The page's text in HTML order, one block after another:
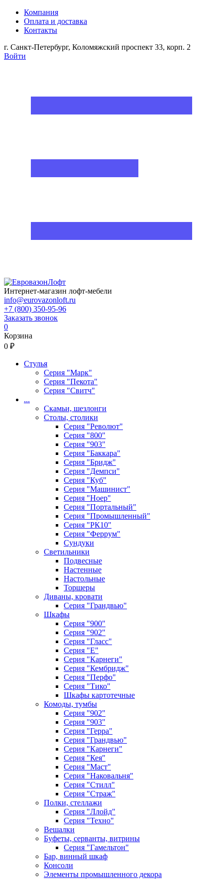
Компания
Оплата и доставка
Контакты
г. Санкт-Петербург, Коломяжский проспект 33, корп. 2
Войти
Интернет-магазин лофт-мебели
info@eurovazonloft.ru
+7 (800) 350-95-96
Заказать звонок
0
Корзина
0 ₽
Стулья
Серия "Марк"
Серия "Пекота"
Серия "Свитч"
...
Скамьи, шезлонги
Столы, столики
Серия "Револют"
Серия "800"
Серия "903"
Серия "Баккара"
Серия "Бридж"
Серия "Демпси"
Серия "Куб"
Серия "Машинист"
Серия "Ноер"
Серия "Портальный"
Серия "Промышленный"
Серия "РК10"
Серия "Феррум"
Сундуки
Светильники
Подвесные
Настенные
Настольные
Торшеры
Диваны, кровати
Серия "Грандвью"
Шкафы
Серия "900"
Серия "902"
Серия "Гласс"
Серия "Е"
Серия "Карнеги"
Серия "Кембридж"
Серия "Перфо"
Серия "Тико"
Шкафы картотечные
Комоды, тумбы
Серия "902"
Серия "903"
Серия "Герра"
Серия "Грандвью"
Серия "Карнеги"
Серия "Кея"
Серия "Маст"
Серия "Наковальня"
Серия "Стилл"
Серия "Страж"
Полки, стеллажи
Серия "Ллойд"
Серия "Техно"
Вешалки
Буфеты, серванты, витрины
Серия "Гамельтон"
Бар, винный шкаф
Консоли
Элементы промышленного декора